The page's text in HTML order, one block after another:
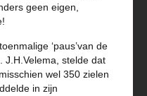
geen eigen,
‘paus’van de
J.H.Velema, stelde dat
wel 350 zielen
in zijn